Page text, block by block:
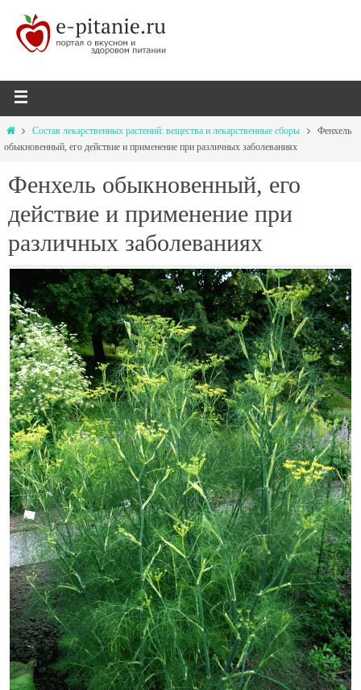
Состав лекарственных растений: вещества и лекарственные сборы
Фенхель
обыкновенный, его действие и применение при различных заболеваниях
Фенхель обыкновенный, его
действие и применение при
различных заболеваниях